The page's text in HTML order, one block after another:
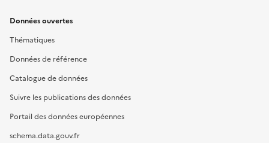
Données ouvertes
Thématiques
Données de référence
Catalogue de données
Suivre les publications des données
Portail des données européennes
schema.data.gouv.fr